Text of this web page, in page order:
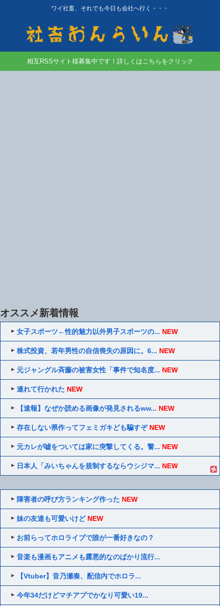
ワイ社畜、それでも今日も会社へ行く・・・
相互RSSサイト様募集中です！詳しくはこちらをクリック
オススメ新着情報
女子スポーツ←性的魅力以外男子スポーツの... NEW
株式投資、若年男性の自信喪失の原因に。6... NEW
元ジャングル斉藤の被害女性「事件で知名度... NEW
連れて行かれた NEW
【速報】なぜか読める画像が発見されるww... NEW
存在しない県作ってフェミガキども騙すぞ NEW
元カレが嘘をついては家に突撃してくる。警... NEW
日本人「みいちゃんを規制するならウシジマ... NEW
障害者の呼び方ランキング作った NEW
妹の友達も可愛いけど NEW
お前らってホロライブで誰が一番好きなの？
音楽も漫画もアニメも露悪的なのばかり流行...
【Vtuber】音乃瀬奏、配信内でホロラ...
今年34だけどマチアプでかなり可愛い19...